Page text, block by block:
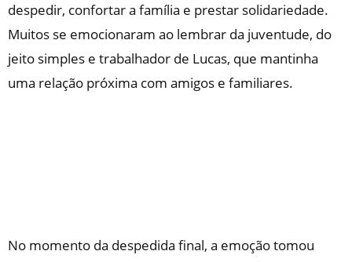
despedir, confortar a família e prestar solidariedade.
Muitos se emocionaram ao lembrar da juventude, do
jeito simples e trabalhador de Lucas, que mantinha
uma relação próxima com amigos e familiares.
No momento da despedida final, a emoção tomou